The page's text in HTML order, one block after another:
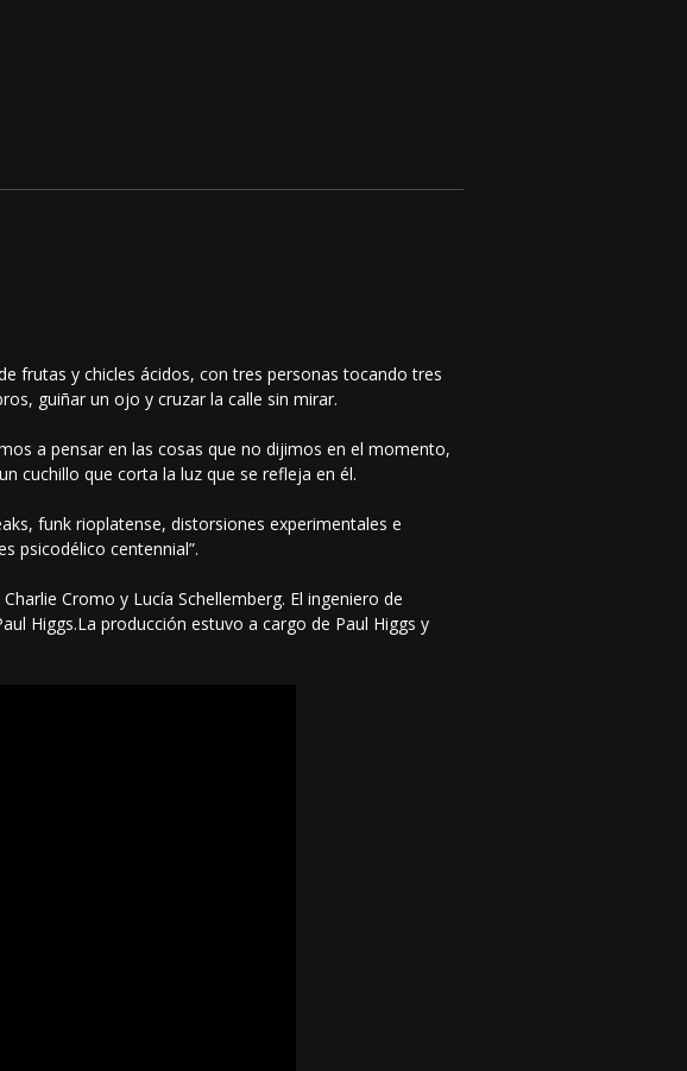
frutas y chicles ácidos, con tres personas tocando tres
guiñar un ojo y cruzar la calle sin mirar.
a pensar en las cosas que no dijimos en el momento,
cuchillo que corta la luz que se refleja en él.
funk rioplatense, distorsiones experimentales e
psicodélico centennial”.
Cromo y Lucía Schellemberg. El ingeniero de
Higgs.La producción estuvo a cargo de Paul Higgs y